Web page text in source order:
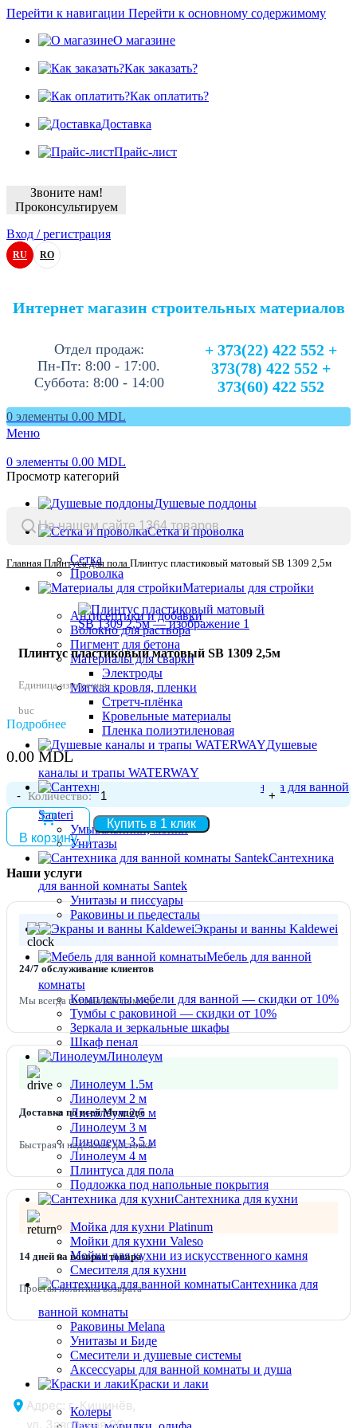
Перейти к навигации Перейти к основному содержимому
О магазине
Как заказать?
Как оплатить?
Доставка
Прайс-лист
Звоните нам!
Проконсультируем
Вход / регистрация
RU RO
Интернет магазин строительных материалов
Отдел продаж:
Пн-Пт: 8:00 - 17:00.
Суббота: 8:00 - 14:00
+ 373(22) 422 552 +
373(78) 422 552 +
373(60) 422 552
0 элементы 0.00 MDL
Меню
0 элементы 0.00 MDL
Просмотр категорий
Душевые поддоны
Сетка и проволка
Сетка
Проволка
Материалы для стройки
Антисептики и добавки
Волокно для раствора
Пигмент для бетона
Материалы для сварки
Электроды
Мягкая кровля, пленки
Стретч-плёнка
Кровельные материалы
Пленка полиэтиленовая
Душевые
каналы и трапы WATERWAY
Сантехника для ванной
Santeri
Умывальники, мойки
Унитазы
Сантехника
для ванной комнаты Santek
Унитазы и писсуары
Раковины и пьедесталы
Экраны и ванны Kaldewei
Мебель для ванной
комнаты
Комплекты мебели для ванной — скидки от 10%
Тумбы с раковиной — скидки от 10%
Зеркала и зеркальные шкафы
Шкаф пенал
Линолеум
Линолеум 1.5м
Линолеум 2 м
Линолеум 2,5 м
Линолеум 3 м
Линолеум 3,5 м
Линолеум 4 м
Плинтуса для пола
Подложка под напольные покрытия
Сантехника для кухни
Мойка для кухни Platinum
Мойки для кухни Valeso
Мойки для кухни из искусственного камня
Смесителя для кухни
Сантехника для
ванной комнаты
Раковины Melana
Унитазы и Биде
Смесители и душевые системы
Аксессуары для ванной комнаты и душа
Краски и лаки
Колеры
Главная Плинтуса для пола Плинтус пластиковый матовый SB 1309 2,5м
Плинтус пластиковый матовый SB 1309 2,5м
Единица измерения:
buc
Подробнее
0.00 MDL
Количество:
В корзину
Купить в 1 клик
Наши услуги
24/7 обслуживание клиентов
Мы всегда готовы вам помочь.
Доставка по всей Молдове
Быстрая и надежная доставка
14 дней на возврат товара
Простая политика возврата
Адрес: г. Кишинёв,
ул. Заводская 90